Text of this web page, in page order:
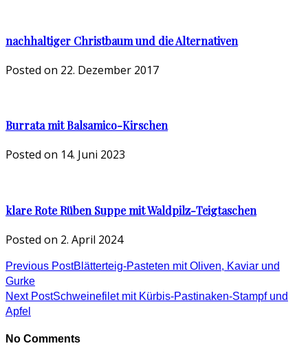
nachhaltiger Christbaum und die Alternativen
Posted on 22. Dezember 2017
Burrata mit Balsamico-Kirschen
Posted on 14. Juni 2023
klare Rote Rüben Suppe mit Waldpilz-Teigtaschen
Posted on 2. April 2024
Previous PostBlätterteig-Pasteten mit Oliven, Kaviar und
Gurke
Next PostSchweinefilet mit Kürbis-Pastinaken-Stampf und
Apfel
No Comments